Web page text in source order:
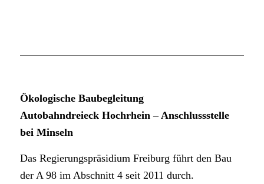
Ökologische Baubegleitung
Autobahndreieck Hochrhein – Anschlussstelle
bei Minseln
Das Regierungspräsidium Freiburg führt den Bau
der A 98 im Abschnitt 4 seit 2011 durch.